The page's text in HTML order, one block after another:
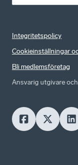
Integritetspolicy
Cookieinställningar
Bli medlemsföretag
Ansvarig utgivare